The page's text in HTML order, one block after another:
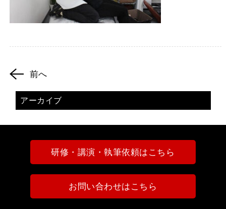
前へ
アーカイブ
研修・講演・執筆依頼はこちら
お問い合わせはこちら